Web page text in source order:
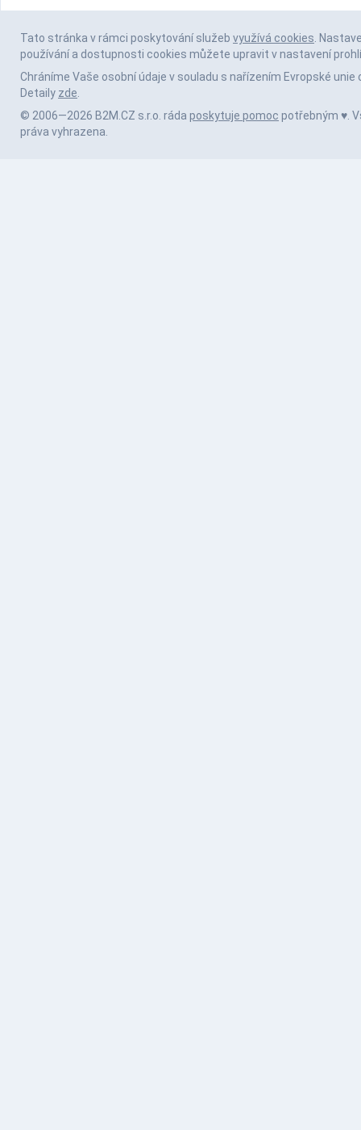
Tato stránka v rámci poskytování služeb využívá cookies.
používání a dostupnosti cookies můžete upravit v nastavení
Chráníme Vaše osobní údaje v souladu s nařízením Evropské unie
Detaily zde.
© 2006—2026 B2M.CZ s.r.o. ráda poskytuje pomoc potřebným ♥️.
práva vyhrazena.